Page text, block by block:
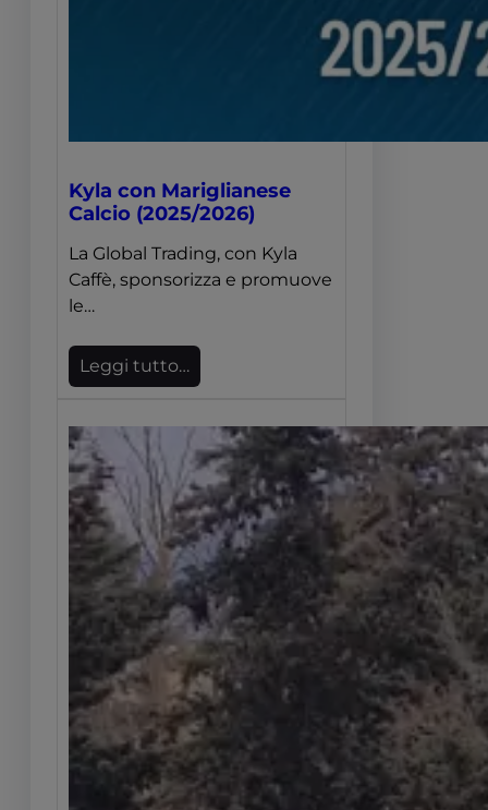
Kyla con Mariglianese
Calcio (2025/2026)
La Global Trading, con Kyla
Caffè, sponsorizza e promuove
le…
Leggi tutto…